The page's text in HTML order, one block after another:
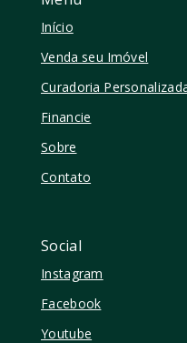
Início
Venda seu Imóvel
Curadoria
Financie
Sobre
Contato
Social
Instagram
Facebook
Youtube